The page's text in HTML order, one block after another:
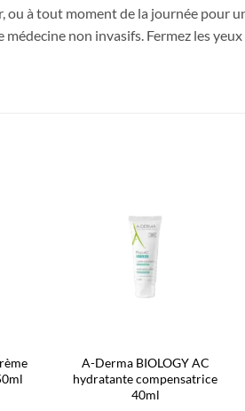
ou à tout moment de la journée pour
non invasifs. Fermez les
liste
A-Derma BIOLOGY AC
hydratante compensatrice
40ml